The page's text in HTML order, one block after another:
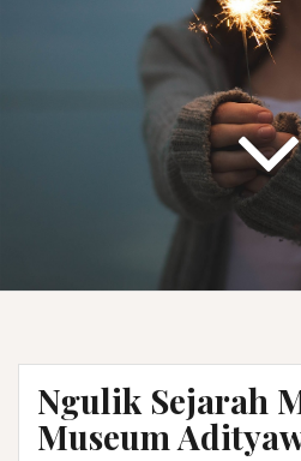
Ngulik Sejarah
Museum